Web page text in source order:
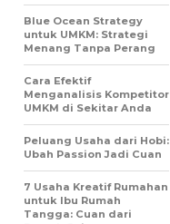
Blue Ocean Strategy
untuk UMKM: Strategi
Menang Tanpa Perang
Cara Efektif
Menganalisis Kompetitor
UMKM di Sekitar Anda
Peluang Usaha dari Hobi:
Ubah Passion Jadi Cuan
7 Usaha Kreatif Rumahan
untuk Ibu Rumah
Tangga: Cuan dari